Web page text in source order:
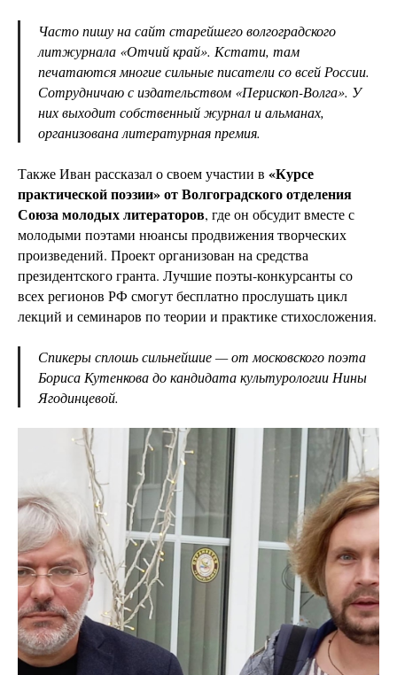
Часто пишу на сайт старейшего волгоградского
литжурнала «Отчий край». Кстати, там
печатаются многие сильные писатели со всей России.
Сотрудничаю с издательством «Перископ-Волга». У
них выходит собственный журнал и альманах,
организована литературная премия.
Также Иван рассказал о своем участии в «Курсе
практической поэзии» от Волгоградского отделения
Союза молодых литераторов, где он обсудит вместе с
молодыми поэтами нюансы продвижения творческих
произведений. Проект организован на средства
президентского гранта. Лучшие поэты-конкурсанты со
всех регионов РФ смогут бесплатно прослушать цикл
лекций и семинаров по теории и практике стихосложения.
Спикеры сплошь сильнейшие — от московского поэта
Бориса Кутенкова до кандидата культурологии Нины
Ягодинцевой.